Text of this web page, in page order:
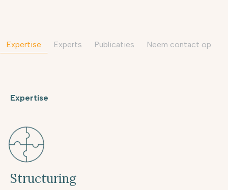
Expertise Experts Publicaties neem contact op
Expertise
Structuring